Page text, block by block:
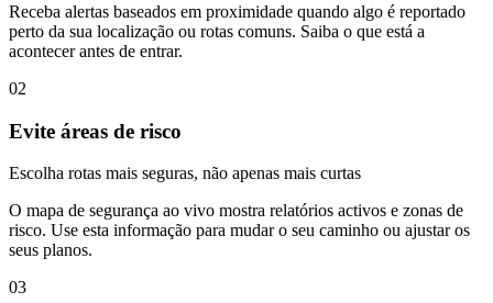
Receba alertas baseados em proximidade quando algo é reportado
perto da sua localização ou rotas comuns. Saiba o que está a
acontecer antes de entrar.
02
Evite áreas de risco
Escolha rotas mais seguras, não apenas mais curtas
O mapa de segurança ao vivo mostra relatórios activos e zonas de
risco. Use esta informação para mudar o seu caminho ou ajustar os
seus planos.
03